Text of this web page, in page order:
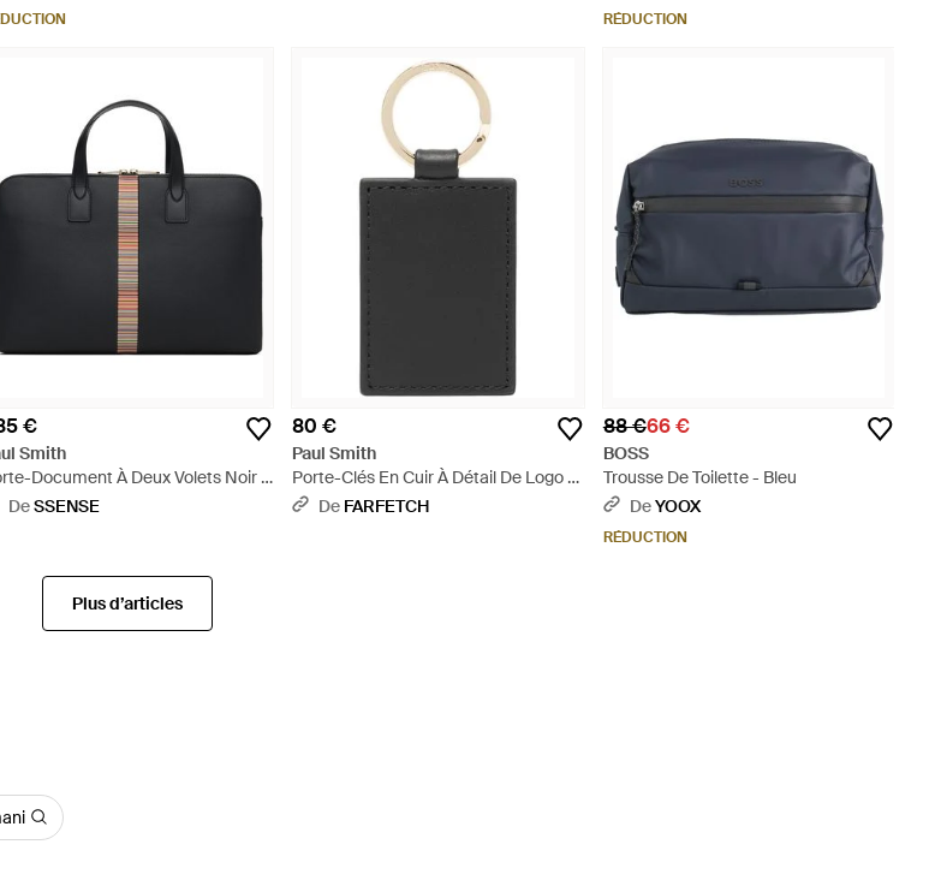
RÉDUCTION
€
Smith
Document À Deux Volets Noir À
Emblématiques - Noir
DeSSENSE
80 €
Paul Smith
Porte-Clés En Cuir À Détail De Logo -
NoirDe FARFETCH
88 €66 €
BOSS
Trousse De Toilette - Bleu
DeYOOX
RÉDUCTION
Plus d’articles